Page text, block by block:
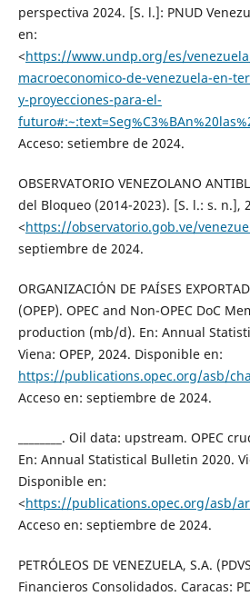
perspectiva 2024. [S. l.]: PNUD
en:
<https://www.undp.org/es/
macroeconomico-de-venezuela-en-
y-proyecciones-para-el-
Acceso: setiembre de 2024.
OBSERVATORIO VENEZOLANO
del Bloqueo (2014-2023). [S. l.: s. n.],
<https://observatorio.gob.ve/
septiembre de 2024.
ORGANIZACIÓN DE PAÍSES
(OPEP). OPEC and Non-OPEC DoC
production (mb/d). En: Annual
Viena: OPEP, 2024. Disponible en:
https://publications.opec.org/asb/
Acceso en: septiembre de 2024.
________. Oil data: upstream. OPEC
En: Annual Statistical Bulletin 2020.
Disponible en:
<https://publications.opec.org/asb/
Acceso en: septiembre de 2024.
PETRÓLEOS DE VENEZUELA, S.A.
Financieros Consolidados. Caracas: